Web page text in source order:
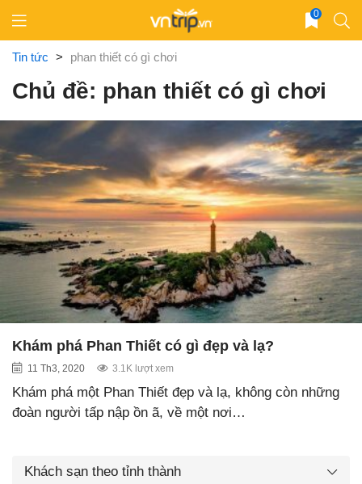
content
0
Tin tức > phan thiết có gì chơi
Chủ đề: phan thiết có gì chơi
Khám phá Phan Thiết có gì đẹp và lạ?
11 Th3, 2020 3.1K lượt xem
Khám phá một Phan Thiết đẹp và lạ, không còn những
đoàn người tấp nập ồn ã, về một nơi…
Khách sạn theo tỉnh thành